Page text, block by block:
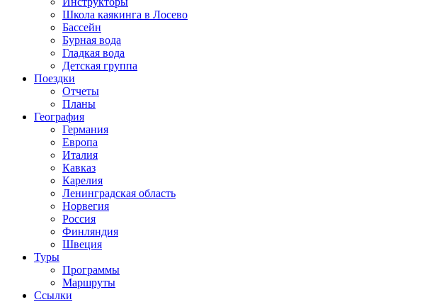
Школа каякинга в Лосево
Бассейн
Бурная вода
Гладкая вода
Детская группа
Поездки
Отчеты
Планы
География
Германия
Европа
Италия
Кавказ
Карелия
Ленинградская область
Норвегия
Россия
Финляндия
Швеция
Туры
Программы
Маршруты
Ссылки